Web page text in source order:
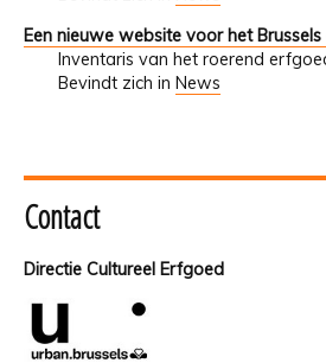
Een nieuwe website voor het
Inventaris van het roerend
Bevindt zich in News
Contact
Directie Cultureel Erfgoed